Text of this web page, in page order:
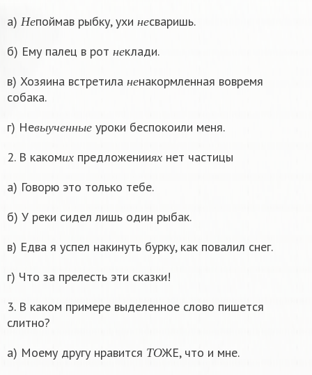
а)
Н е поймав рыбку, ухи н е сваришь.
б) Ему палец в рот
н е клади.
в) Хозяина встретила
н е накормленная вовремя
собака.
г) Нев ы у ч е н н ые
уроки беспокоили меня.
2. В каком их предложенииях
нет частицы
а) Говорю это только тебе.
б) У реки сидел лишь один рыбак.
в) Едва я успел накинуть бурку, как повалил снег.
г) Что за прелесть эти сказки!
3. В каком примере выделенное слово пишется
слитно?
а) Моему другу нравится
Т ОЖЕ, что и мне.